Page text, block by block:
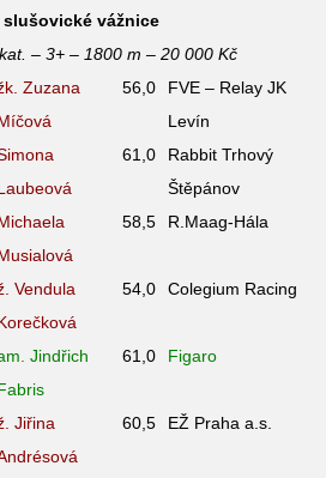
slušovické vážnice
– 3+ – 1800 m – 20 000 Kč
Zuzana
56,0
FVE – Relay JK
Levín
61,0
Rabbit Trhový
Štěpánov
58,5 R.Maag-Hála
Vendula
54,0 Colegium Racing
Jindřich
61,0 Figaro
Jiřina
60,5 EŽ Praha a.s.